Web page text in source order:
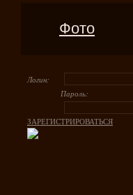
Фото
Логин:
Пароль:
ЗАРЕГИСТРИРОВАТЬСЯ